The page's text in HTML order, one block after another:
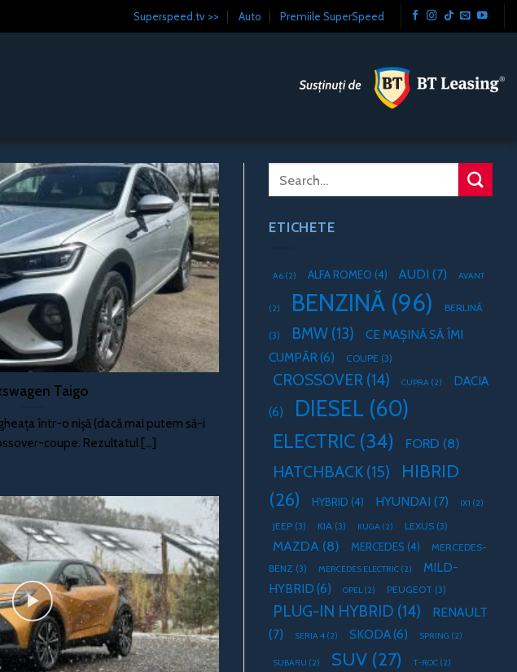
Superspeed.tv >> Auto Premiile SuperSpeed
Taigo
într-o nișă (dacă mai putem să-i
coupe. Rezultatul [...]
ETICHETE
A6 (2) ALFA ROMEO (4) AUDI (7) AVANT
(2) BENZINĂ (96) BERLINĂ
(3) BMW (13)
CE MAȘINĂ SĂ ÎMI
CUMPĂR(6) COUPE (3)
CROSSOVER (14) CUPRA (2)
DACIA
(6)
DIESEL (60)
ELECTRIC (34) FORD (8)
HATCHBACK (15)
HIBRID
(26)
HYBRID (4) HYUNDAI (7) IX1 (2)
JEEP (3) KIA (3) KUGA (2) LEXUS (3)
MAZDA (8) MERCEDES (4)
MERCEDES-
BENZ (3) MERCEDES ELECTRIC (2)
MILD-
HYBRID (6) OPEL(2) PEUGEOT (3)
PLUG-IN HYBRID (14)
RENAULT
(7)
SERIA 4 (2) SKODA(6) SPRING (2)
SUBARU (2) SUV (27) T-ROC (2)